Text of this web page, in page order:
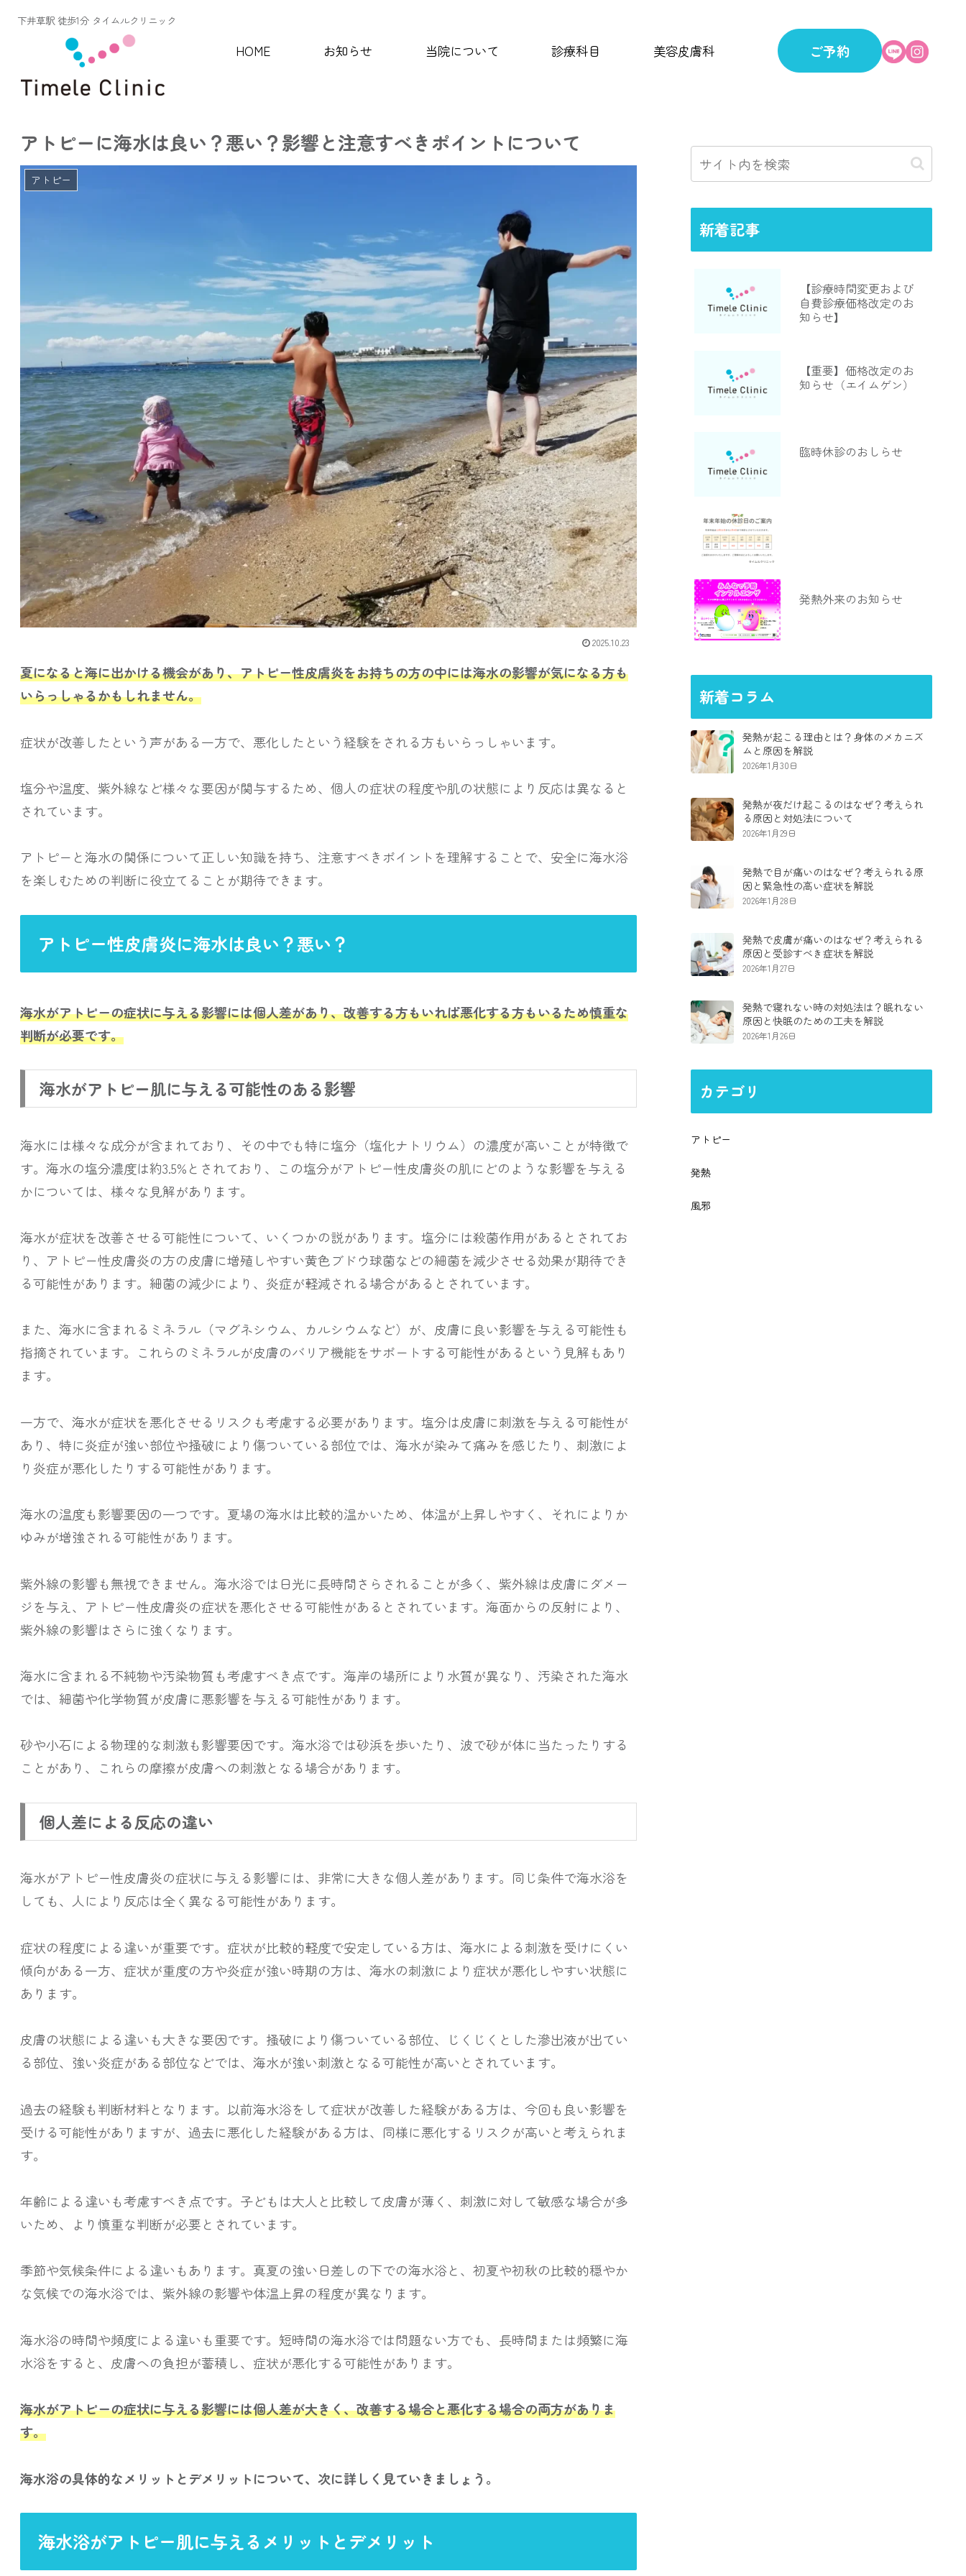
下井草駅 徒歩1分 タイムルクリニック
HOME お知らせ 当院について 診療科目 美容皮膚科 ご予約
アトピーに海水は良い？悪い？影響と注意すべきポイントについて
アトピー
2025.10.23
夏になると海に出かける機会があり、アトピー性皮膚炎をお持ちの方の中には海水の影響が気になる方も
いらっしゃるかもしれません。
症状が改善したという声がある一方で、悪化したという経験をされる方もいらっしゃいます。
塩分や温度、紫外線など様々な要因が関与するため、個人の症状の程度や肌の状態により反応は異なると
されています。
アトピーと海水の関係について正しい知識を持ち、注意すべきポイントを理解することで、安全に海水浴
を楽しむための判断に役立てることが期待できます。
アトピー性皮膚炎に海水は良い？悪い？
海水がアトピーの症状に与える影響には個人差があり、改善する方もいれば悪化する方もいるため慎重な
判断が必要です。
海水がアトピー肌に与える可能性のある影響
海水には様々な成分が含まれており、その中でも特に塩分（塩化ナトリウム）の濃度が高いことが特徴で
す。海水の塩分濃度は約3.5%とされており、この塩分がアトピー性皮膚炎の肌にどのような影響を与える
かについては、様々な見解があります。
海水が症状を改善させる可能性について、いくつかの説があります。塩分には殺菌作用があるとされてお
り、アトピー性皮膚炎の方の皮膚に増殖しやすい黄色ブドウ球菌などの細菌を減少させる効果が期待でき
る可能性があります。細菌の減少により、炎症が軽減される場合があるとされています。
また、海水に含まれるミネラル（マグネシウム、カルシウムなど）が、皮膚に良い影響を与える可能性も
指摘されています。これらのミネラルが皮膚のバリア機能をサポートする可能性があるという見解もあり
ます。
一方で、海水が症状を悪化させるリスクも考慮する必要があります。塩分は皮膚に刺激を与える可能性が
あり、特に炎症が強い部位や掻破により傷ついている部位では、海水が染みて痛みを感じたり、刺激によ
り炎症が悪化したりする可能性があります。
海水の温度も影響要因の一つです。夏場の海水は比較的温かいため、体温が上昇しやすく、それによりか
ゆみが増強される可能性があります。
紫外線の影響も無視できません。海水浴では日光に長時間さらされることが多く、紫外線は皮膚にダメー
ジを与え、アトピー性皮膚炎の症状を悪化させる可能性があるとされています。海面からの反射により、
紫外線の影響はさらに強くなります。
海水に含まれる不純物や汚染物質も考慮すべき点です。海岸の場所により水質が異なり、汚染された海水
では、細菌や化学物質が皮膚に悪影響を与える可能性があります。
砂や小石による物理的な刺激も影響要因です。海水浴では砂浜を歩いたり、波で砂が体に当たったりする
ことがあり、これらの摩擦が皮膚への刺激となる場合があります。
個人差による反応の違い
海水がアトピー性皮膚炎の症状に与える影響には、非常に大きな個人差があります。同じ条件で海水浴を
しても、人により反応は全く異なる可能性があります。
症状の程度による違いが重要です。症状が比較的軽度で安定している方は、海水による刺激を受けにくい
傾向がある一方、症状が重度の方や炎症が強い時期の方は、海水の刺激により症状が悪化しやすい状態に
あります。
皮膚の状態による違いも大きな要因です。掻破により傷ついている部位、じくじくとした滲出液が出てい
る部位、強い炎症がある部位などでは、海水が強い刺激となる可能性が高いとされています。
過去の経験も判断材料となります。以前海水浴をして症状が改善した経験がある方は、今回も良い影響を
受ける可能性がありますが、過去に悪化した経験がある方は、同様に悪化するリスクが高いと考えられま
す。
年齢による違いも考慮すべき点です。子どもは大人と比較して皮膚が薄く、刺激に対して敏感な場合が多
いため、より慎重な判断が必要とされています。
季節や気候条件による違いもあります。真夏の強い日差しの下での海水浴と、初夏や初秋の比較的穏やか
な気候での海水浴では、紫外線の影響や体温上昇の程度が異なります。
海水浴の時間や頻度による違いも重要です。短時間の海水浴では問題ない方でも、長時間または頻繁に海
水浴をすると、皮膚への負担が蓄積し、症状が悪化する可能性があります。
海水がアトピーの症状に与える影響には個人差が大きく、改善する場合と悪化する場合の両方がありま
す。
海水浴の具体的なメリットとデメリットについて、次に詳しく見ていきましょう。
海水浴がアトピー肌に与えるメリットとデメリット
新着記事
【診療時間変更および
自費診療価格改定のお
知らせ】
【重要】価格改定のお
知らせ（エイムゲン）
臨時休診のおしらせ
発熱外来のお知らせ
新着コラム
発熱が起こる理由とは？身体のメカニズ
ムと原因を解説
2026年1月30日
発熱が夜だけ起こるのはなぜ？考えられ
る原因と対処法について
2026年1月29日
発熱で目が痛いのはなぜ？考えられる原
因と緊急性の高い症状を解説
2026年1月28日
発熱で皮膚が痛いのはなぜ？考えられる
原因と受診すべき症状を解説
2026年1月27日
発熱で寝れない時の対処法は？眠れない
原因と快眠のための工夫を解説
2026年1月26日
カテゴリ
アトピー
発熱
風邪